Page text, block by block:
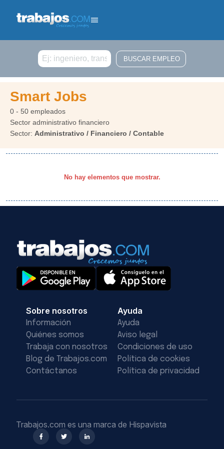
Buscar
Smart Jobs
0 - 50 empleados
Sector administrativo financiero
Sector: Administrativo / Financiero / Contable
No hay elementos que mostrar.
Sobre nosotros
Información
Quiénes somos
Trabaja con nosotros
Blog de Trabajos.com
Contáctanos
Ayuda
Ayuda
Aviso legal
Condiciones de uso
Política de cookies
Política de privacidad
Trabajos.com es una marca de Hispavista